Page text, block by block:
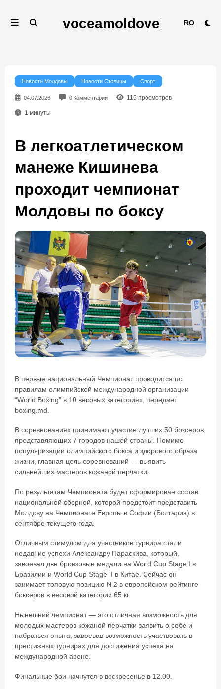
содержимому
RO
Новости Молдовы Новости Столицы Спорт
04.07.2026 0 Комментарии 115 просмотров
1 минуты
В легкоатлетическом
манеже Кишинева
проходит чемпионат
Молдовы по боксу
В первые национальный Чемпионат проводится по
правилам олимпийской международной организации
“World Boxing” в 10 весовых категориях, передает
boxing.md.
В соревнованиях принимают участие лучших 50 боксеров,
представляющих 7 городов нашей страны. Помимо
популяризации олимпийского бокса и здорового образа
жизни, главная цель соревнований — выявить
сильнейших мастеров кожаной перчатки.
По результатам Чемпионата будет сформирован состав
национальной сборной, которой предстоит представить
Молдову на Чемпионате Европы в Софии (Болгария) в
сентябре текущего года.
Отличным стимулом для участников турнира стали
недавние успехи Александру Параскива, который,
завоевал две бронзовые медали на World Cup Stage I в
Бразилии и World Cup Stage II в Китае. Сейчас он
занимает топовую позицию N 2 в европейском рейтинге
боксеров в весовой категории 65 кг.
Нынешний чемпионат — это отличная возможность для
молодых мастеров кожаной перчатки заявить о себе и
набраться опыта, завоевав возможность участвовать в
престижных турнирах для достижения успеха на
международной арене.
Финальные бои начнутся в воскресенье в 12.00.